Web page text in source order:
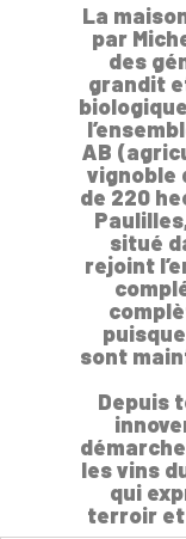
La
par
des
grandit
AB
vignoble
de 220
situé
rejoint
sont
Depuis
les vins
qui
terroir et